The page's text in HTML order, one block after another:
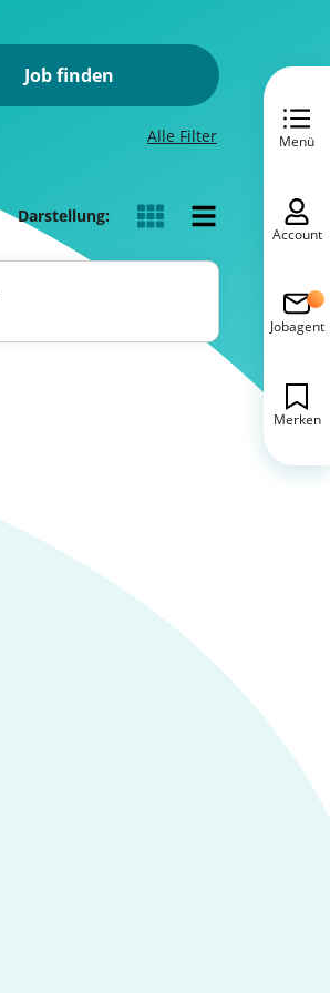
Job finden
Alle Filter
Darstellung:
Menü
Account
Jobagent
Merken